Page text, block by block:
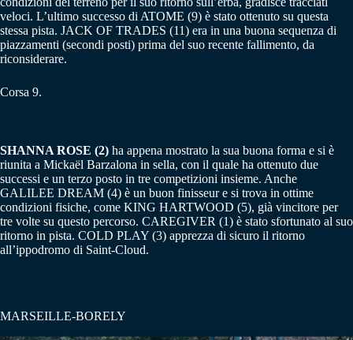
veloci. L’ultimo successo di ATOME (9) è stato ottenuto su questa
stessa pista. JACK OF TRADES (11) era in una buona sequenza di
piazzamenti (secondi posti) prima del suo recente fallimento, da
riconsiderare.
Corsa 9.
SHANNA ROSE (2) ha appena mostrato la sua buona forma e si è
riunita a Mickaël Barzalona in sella, ​​con il quale ha ottenuto due
successi e un terzo posto in tre competizioni insieme. Anche
GALILEE DREAM (4) è un buon finisseur e si trova in ottime
condizioni fisiche, come KING HARTWOOD (5), già vincitore per
tre volte su questo percorso. CAREGIVER (1) è stato sfortunato al suo
ritorno in pista. COLD PLAY (3) apprezza di sicuro il ritorno
all’ippodromo di Saint-Cloud.
MARSEILLE-BORELY